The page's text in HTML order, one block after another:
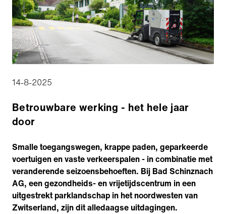
14-8-2025
Betrouwbare werking - het hele jaar
door
Smalle toegangswegen, krappe paden, geparkeerde
voertuigen en vaste verkeerspalen - in combinatie met
veranderende seizoensbehoeften. Bij Bad Schinznach
AG, een gezondheids- en vrijetijdscentrum in een
uitgestrekt parklandschap in het noordwesten van
Zwitserland, zijn dit alledaagse uitdagingen.